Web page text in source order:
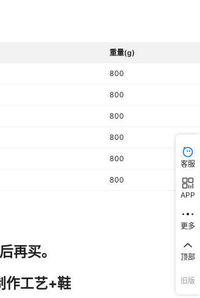
重量(g)
800
800
800
800
800
800
客服
APP
更多
顶部
旧版